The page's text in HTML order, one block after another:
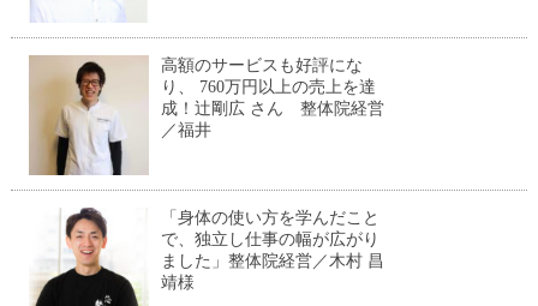
高額のサービスも好評にな
り、 760万円以上の売上を達
成！辻剛広 さん 整体院経営
／福井
「身体の使い方を学んだこと
で、独立し仕事の幅が広がり
ました」整体院経営／木村 昌
靖様